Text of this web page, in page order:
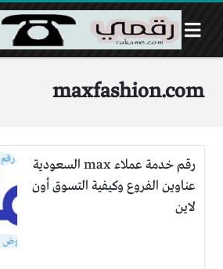
maxfashion.com
رقم خدمة عملاء max السعودية
عناوين الفروع وكيفية التسوق أون
لاين